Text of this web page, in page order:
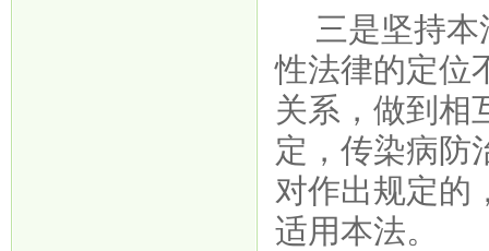
三是坚持
性法律的定位
关系，做到相
定，传染病防
对作出规定的
适用本法。